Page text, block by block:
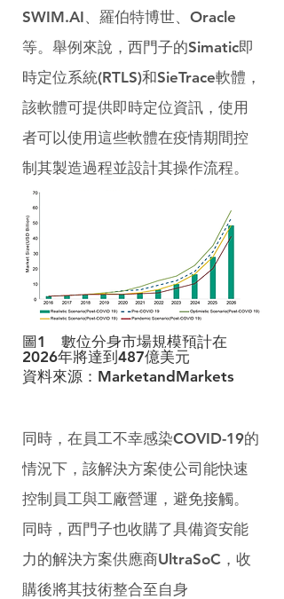
SWIM.AI、羅伯特博世、Oracle
等。舉例來說，西門子的Simatic即
時定位系統(RTLS)和SieTrace軟體，
該軟體可提供即時定位資訊，使用
者可以使用這些軟體在疫情期間控
制其製造過程並設計其操作流程。
圖1　數位分身市場規模預計在
2026年將達到487億美元
資料來源：MarketandMarkets
同時，在員工不幸感染COVID-19的
情況下，該解決方案使公司能快速
控制員工與工廠營運，避免接觸。
同時，西門子也收購了具備資安能
力的解決方案供應商UltraSoC，收
購後將其技術整合至自身